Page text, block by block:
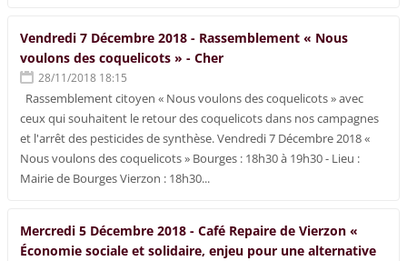
Vendredi 7 Décembre 2018 - Rassemblement « Nous
voulons des coquelicots » - Cher
28/11/2018 18:15
Rassemblement citoyen « Nous voulons des coquelicots » avec
ceux qui souhaitent le retour des coquelicots dans nos campagnes
et l'arrêt des pesticides de synthèse. Vendredi 7 Décembre 2018 «
Nous voulons des coquelicots » Bourges : 18h30 à 19h30 - Lieu :
Mairie de Bourges Vierzon : 18h30...
Mercredi 5 Décembre 2018 - Café Repaire de Vierzon «
Économie sociale et solidaire, enjeu pour une alternative